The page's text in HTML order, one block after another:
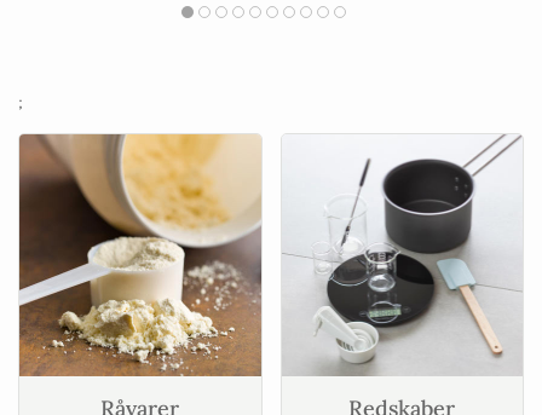
;
Råvarer Redskaber